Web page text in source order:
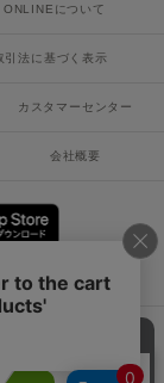
について
引法に基づく表示
カスタマーセンター
会社概要